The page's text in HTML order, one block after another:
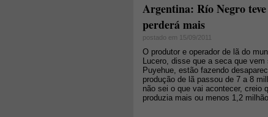
Argentina: Río Negro
perderá mais
postado em 15/09/2011
O produtor e operador de lã do
Lucero, disse que a seca que
Puyehue, estão fazendo
produção de lã passou de 7 a 8
não sei o que vai acontecer, creio
produzia mais ou menos 1,2